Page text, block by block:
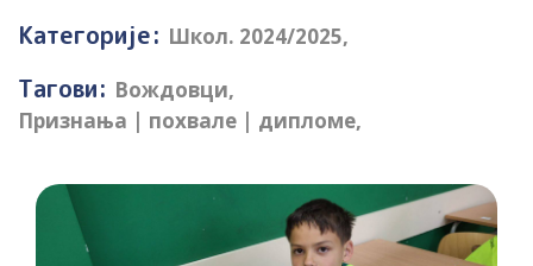
Категорије: Школ. 2024/2025,
Тагови: Вождовци,
Признања | похвале | дипломе,